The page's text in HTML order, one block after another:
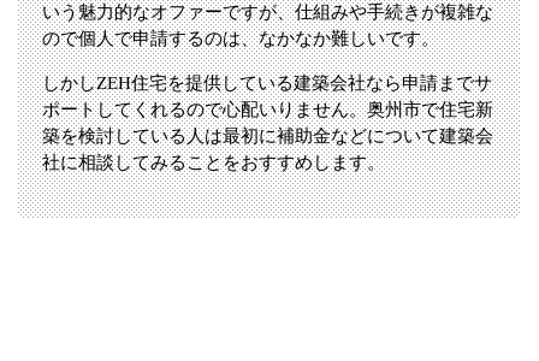
いう魅力的なオファーですが、仕組みや手続きが複雑な
ので個人で申請するのは、なかなか難しいです。
しかしZEH住宅を提供している建築会社なら申請までサ
ポートしてくれるので心配いりません。奥州市で住宅新
築を検討している人は最初に補助金などについて建築会
社に相談してみることをおすすめします。